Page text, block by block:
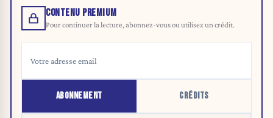
CONTENU PREMIUM
Pour continuer la lecture, abonnez-vous ou utilisez un crédit.
ABONNEMENT CRÉDITS